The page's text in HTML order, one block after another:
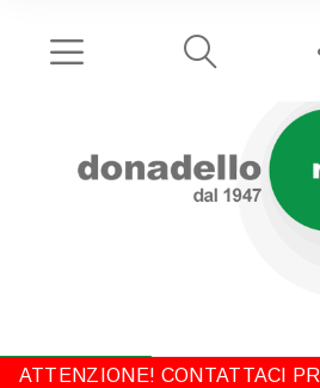
ATTENZIONE! CONTATTACI